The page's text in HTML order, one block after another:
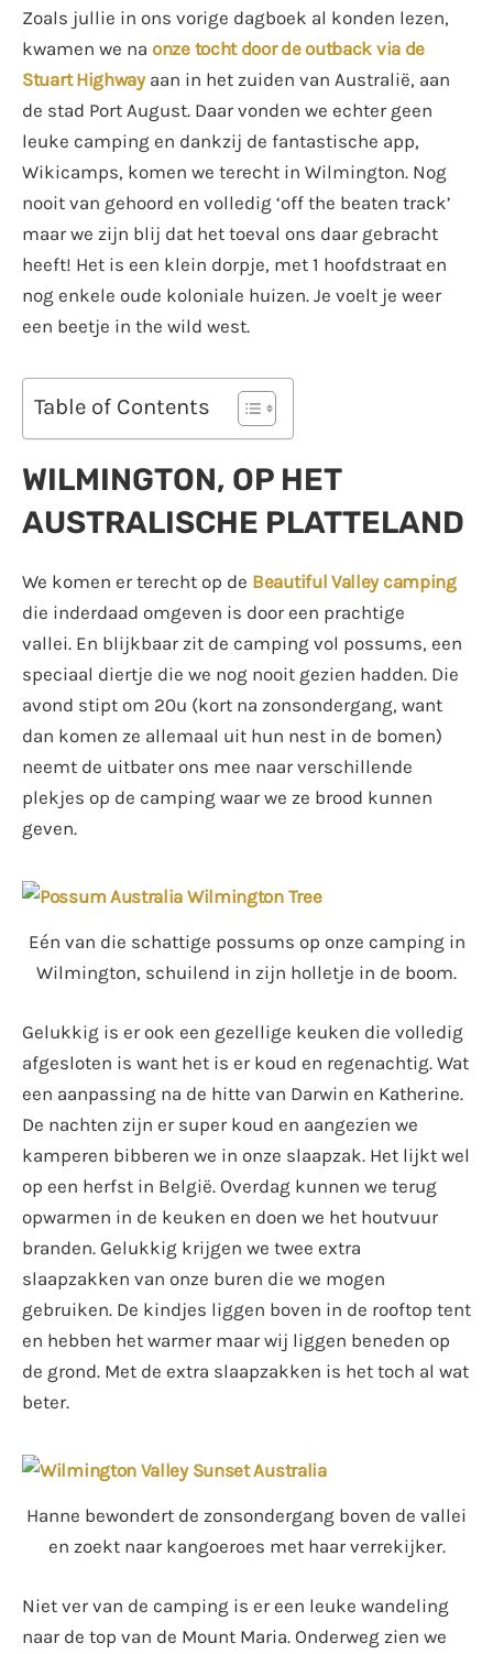
Zoals jullie in ons vorige dagboek al konden lezen,
kwamen we na onze tocht door de outback via de
Stuart Highwayaan in het zuiden van Australië, aan
de stad Port August. Daar vonden we echter geen
leuke camping en dankzij de fantastische app,
Wikicamps, komen we terecht in Wilmington. Nog
nooit van gehoord en volledig ‘off the beaten track’
maar we zijn blij dat het toeval ons daar gebracht
heeft! Het is een klein dorpje, met 1 hoofdstraat en
nog enkele oude koloniale huizen. Je voelt je weer
een beetje in the wild west.
Table of Contents
WILMINGTON, OP HET
AUSTRALISCHE PLATTELAND
We komen er terecht op de Beautiful Valley camping
die inderdaad omgeven is door een prachtige
vallei. En blijkbaar zit de camping vol possums, een
speciaal diertje die we nog nooit gezien hadden. Die
avond stipt om 20u (kort na zonsondergang, want
dan komen ze allemaal uit hun nest in de bomen)
neemt de uitbater ons mee naar verschillende
plekjes op de camping waar we ze brood kunnen
geven.
Eén van die schattige possums op onze camping in
Wilmington, schuilend in zijn holletje in de boom.
Gelukkig is er ook een gezellige keuken die volledig
afgesloten is want het is er koud en regenachtig. Wat
een aanpassing na de hitte van Darwin en Katherine.
De nachten zijn er super koud en aangezien we
kamperen bibberen we in onze slaapzak. Het lijkt wel
op een herfst in België. Overdag kunnen we terug
opwarmen in de keuken en doen we het houtvuur
branden. Gelukkig krijgen we twee extra
slaapzakken van onze buren die we mogen
gebruiken. De kindjes liggen boven in de rooftop tent
en hebben het warmer maar wij liggen beneden op
de grond. Met de extra slaapzakken is het toch al wat
beter.
Hanne bewondert de zonsondergang boven de vallei
en zoekt naar kangoeroes met haar verrekijker.
Niet ver van de camping is er een leuke wandeling
naar de top van de Mount Maria. Onderweg zien we